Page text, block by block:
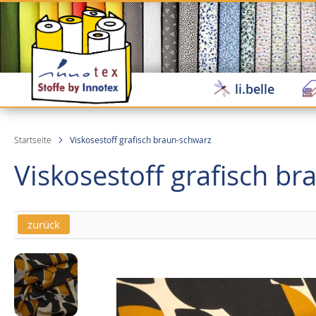
Direkt
zum
Inhalt
li.belle
Startseite Viskosestoff grafisch braun-schwarz
Viskosestoff grafisch
zurück
Skip
to
the
end
Skip
to
the
beginning